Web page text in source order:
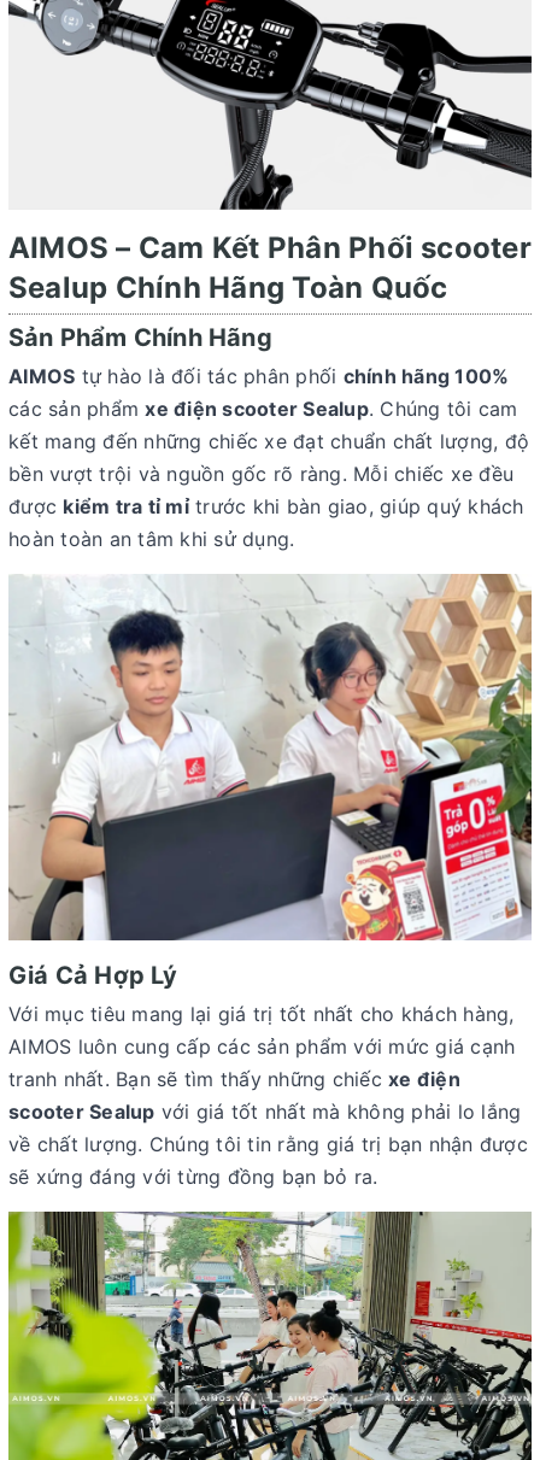
AIMOS – Cam Kết Phân Phối scooter
Sealup Chính Hãng Toàn Quốc
Sản Phẩm Chính Hãng
AIMOS tự hào là đối tác phân phối chính hãng 100%
các sản phẩmxe điện scooter Sealup. Chúng tôi cam
kết mang đến những chiếc xe đạt chuẩn chất lượng, độ
bền vượt trội và nguồn gốc rõ ràng. Mỗi chiếc xe đều
được kiểm tra tỉ mỉtrước khi bàn giao, giúp quý khách
hoàn toàn an tâm khi sử dụng.
Giá Cả Hợp Lý
Với mục tiêu mang lại giá trị tốt nhất cho khách hàng,
AIMOS luôn cung cấp các sản phẩm với mức giá cạnh
tranh nhất. Bạn sẽ tìm thấy những chiếc xe điện
scooter Sealup với giá tốt nhất mà không phải lo lắng
về chất lượng. Chúng tôi tin rằng giá trị bạn nhận được
sẽ xứng đáng với từng đồng bạn bỏ ra.